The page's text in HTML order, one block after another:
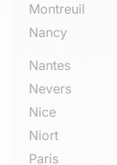
Montreuil
Nancy
Nantes
Nevers
Nice
Niort
Paris